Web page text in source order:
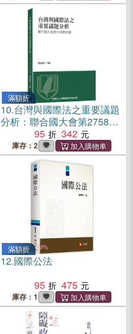
滿額折
10.台灣與國際法之重要議題
分析：聯合國大會第2758號
95 342
庫存：2
滿額折
12.國際公法
95
475
庫存：1